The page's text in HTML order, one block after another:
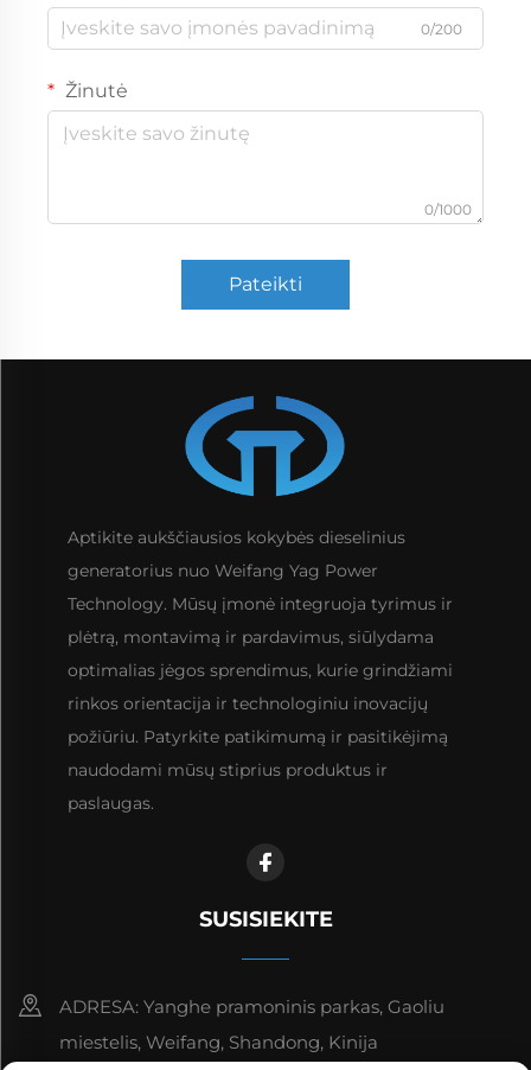
0/200
Žinutė
0/1000
Pateikti
Aptikite aukščiausios kokybės dieselinius
generatorius nuo Weifang Yag Power
Technology. Mūsų įmonė integruoja tyrimus ir
plėtrą, montavimą ir pardavimus, siūlydama
optimalias jėgos sprendimus, kurie grindžiami
rinkos orientacija ir technologiniu inovacijų
požiūriu. Patyrkite patikimumą ir pasitikėjimą
naudodami mūsų stiprius produktus ir
paslaugas.
SUSISIEKITE
ADRESA: Yanghe pramoninis parkas, Gaoliu
miestelis, Weifang, Shandong, Kinija